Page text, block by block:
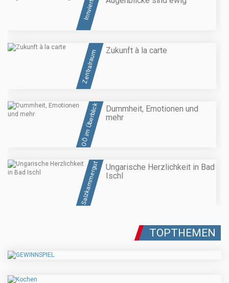
Innviertel
Zentralraum Zukunft à la carte
OÖ im Überblick
Dummheit, Emotionen und
mehr
Salzkammergut
Ungarische Herzlichkeit in Bad
Ischl
TOPTHEMEN